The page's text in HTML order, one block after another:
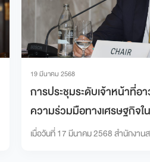
19 มีนาคม 2568
การประชุมระดับเจ้าหน้าที่อ
ความร่วมมือทางเศรษฐกิจ
เมื่อวันที่ 17 มีนาคม 2568 สำนักงา